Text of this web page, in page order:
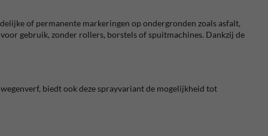
of permanente markeringen op ondergronden zoals asfalt,
gebruik, zonder rollers, borstels of spuitmachines. Dankzij de
biedt ook deze sprayvariant de mogelijkheid tot